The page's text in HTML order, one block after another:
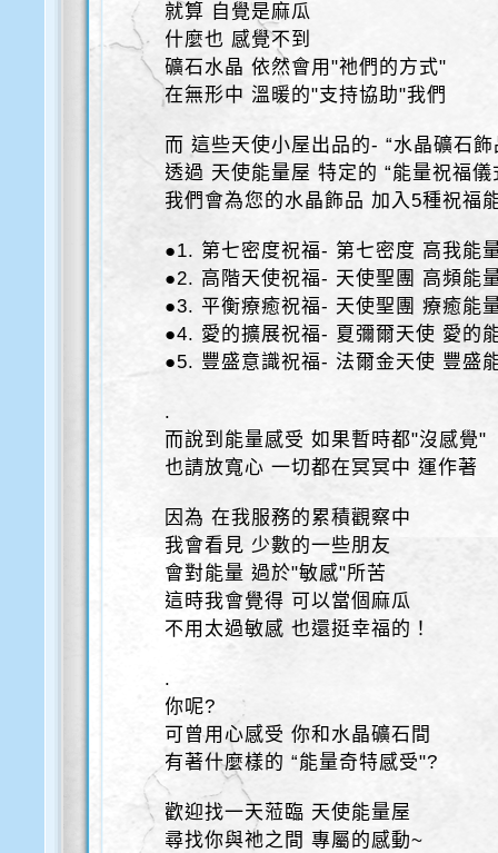
就算 自覺是麻瓜
什麼也 感覺不到
礦石水晶 依然會用"祂們的方式"
在無形中 溫暖的"支持協助"我們
而 這些天使小屋出品的- “水晶礦石
透過 天使能量屋 特定的 “能量祝福儀
我們會為您的水晶飾品 加入5種祝福
●1. 第七密度祝福- 第七密度 高我能
●2. 高階天使祝福- 天使聖團 高頻能
●3. 平衡療癒祝福- 天使聖團 療癒能
●4. 愛的擴展祝福- 夏彌爾天使 愛的
●5. 豐盛意識祝福- 法爾金天使 豐盛
.
而說到能量感受 如果暫時都"沒感覺"
也請放寬心 一切都在冥冥中 運作著
因為 在我服務的累積觀察中
我會看見 少數的一些朋友
會對能量 過於"敏感"所苦
這時我會覺得 可以當個麻瓜
不用太過敏感 也還挺幸福的！
.
你呢?
可曾用心感受 你和水晶礦石間
有著什麼樣的 “能量奇特感受"?
歡迎找一天蒞臨 天使能量屋
尋找你與祂之間 專屬的感動~